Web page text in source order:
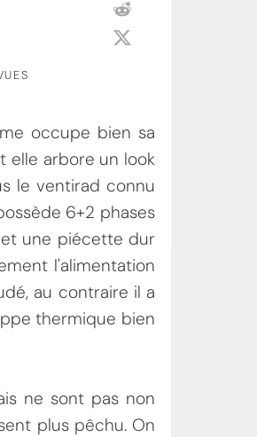
occupe bien sa
elle arbore un look
le ventirad connu
6+2 phases
une piécette dur
l'alimentation
au contraire il a
thermique bien
ne sont pas non
plus pêchu. On